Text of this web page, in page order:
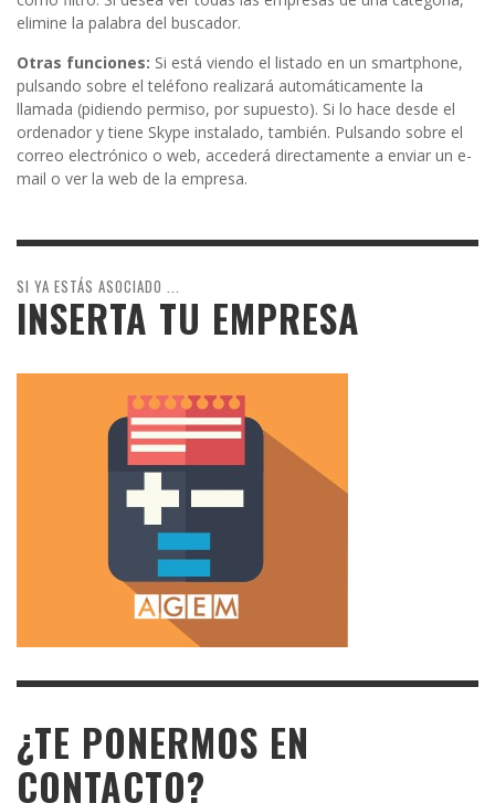
elimine la palabra del buscador.
Otras funciones: Si está viendo el listado en un smartphone,
pulsando sobre el teléfono realizará automáticamente la
llamada (pidiendo permiso, por supuesto). Si lo hace desde el
ordenador y tiene Skype instalado, también. Pulsando sobre el
correo electrónico o web, accederá directamente a enviar un e-
mail o ver la web de la empresa.
SI YA ESTÁS ASOCIADO ...
INSERTA TU EMPRESA
¿TE PONERMOS EN
CONTACTO?